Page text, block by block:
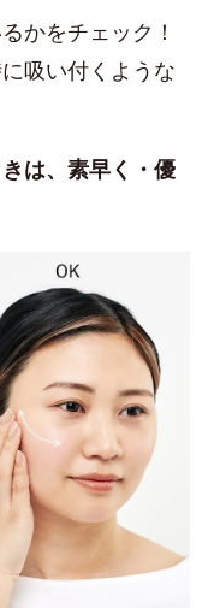
かをチェック！
吸い付くような
は、素早く・優